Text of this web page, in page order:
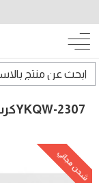
YKQW-2307كرسي كونتر اسود موديل
شحن مجاني